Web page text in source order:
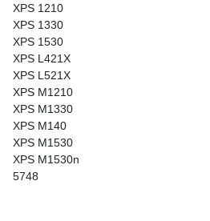
XPS 1210
XPS 1330
XPS 1530
XPS L421X
XPS L521X
XPS M1210
XPS M1330
XPS M140
XPS M1530
XPS M1530n
5748